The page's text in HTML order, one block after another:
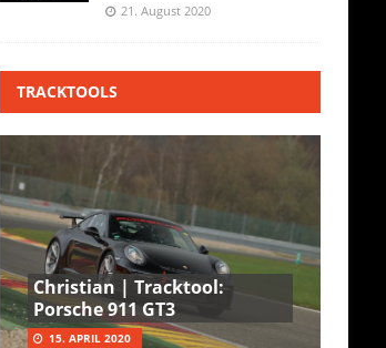
21. August 2020
TRACKTOOLS
Christian | Tracktool:
Porsche 911 GT3
15. APRIL 2020